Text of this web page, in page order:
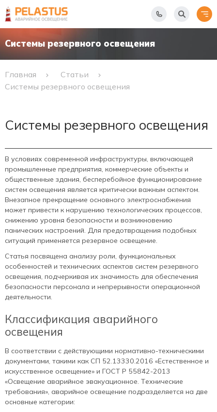
Системы резервного освещения
Главная
Статьи
Системы резервного освещения
Системы резервного освещения
В условиях современной инфраструктуры, включающей
промышленные предприятия, коммерческие объекты и
общественные здания, бесперебойное функционирование
систем освещения является критически важным аспектом.
Внезапное прекращение основного электроснабжения
может привести к нарушению технологических процессов,
снижению уровня безопасности и возникновению
панических настроений. Для предотвращения подобных
ситуаций применяется резервное освещение.
Статья посвящена анализу роли, функциональных
особенностей и технических аспектов систем резервного
освещения, подчеркивая их значимость для обеспечения
безопасности персонала и непрерывности операционной
деятельности.
Классификация аварийного
освещения
В соответствии с действующими нормативно-техническими
документами, такими как СП 52.13330.2016 «Естественное и
искусственное освещение» и ГОСТ Р 55842-2013
«Освещение аварийное эвакуационное. Технические
требования», аварийное освещение подразделяется на две
основные категории: